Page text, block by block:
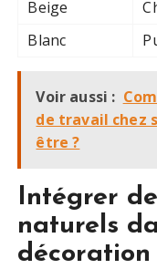
Beige
Blanc
Voir aussi :
de travail chez
être ?
Intégrer
naturels
décoration